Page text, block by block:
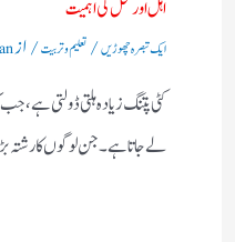
اہل اورمحل کی اہمیت
ایک تبصرہ چھوڑیں/ تعلیم و تربیت/ از
کٹی پتنگ زیادہ ہلتی ڈولتی ہے ،
لے جاتا ہے۔جن لوگوں کا رشتہ